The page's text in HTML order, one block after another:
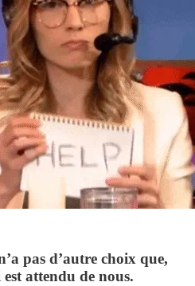
pas d’autre choix que,
attendu de nous.